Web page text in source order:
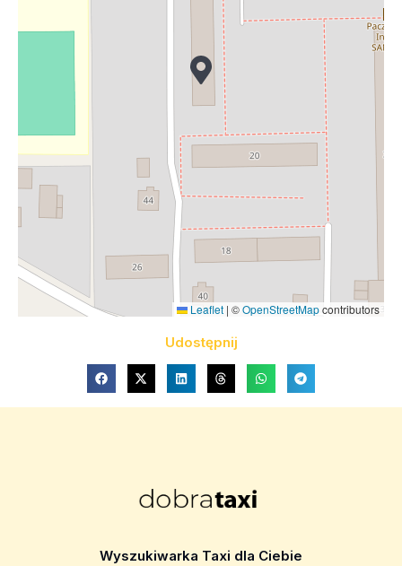
Leaflet | ©OpenStreetMapcontributors
Udostępnij
Wyszukiwarka Taxi dla Ciebie